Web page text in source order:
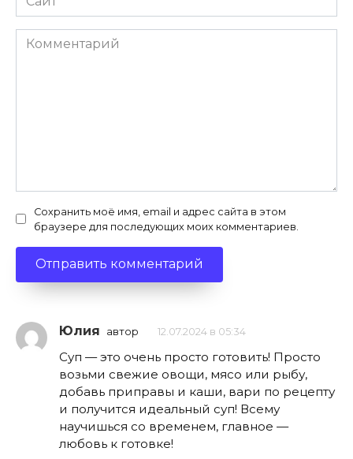
Комментарий
Сохранить моё имя, email и адрес сайта в этом
браузере для последующих моих комментариев.
Юлия автор 12.07.2024 в 05:34
Суп — это очень просто готовить! Просто
возьми свежие овощи, мясо или рыбу,
добавь приправы и каши, вари по рецепту
и получится идеальный суп! Всему
научишься со временем, главное —
любовь к готовке!